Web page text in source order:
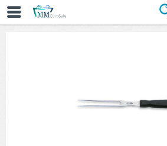
Übersicht